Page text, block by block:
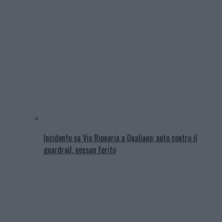
Incidente su Via Ripuaria a Qualiano: auto contro il
guardrail, nessun ferito